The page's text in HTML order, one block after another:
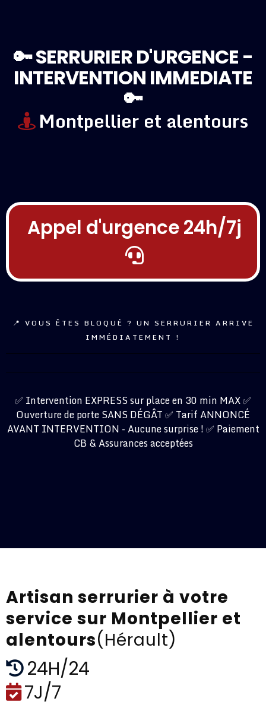
🔑 SERRURIER D'URGENCE -
INTERVENTION IMMEDIATE
🔑
Montpellier et alentours
Appel d'urgence 24h/7j
📍 VOUS ÊTES BLOQUÉ ? UN SERRURIER ARRIVE
IMMÉDIATEMENT !
✅ Intervention EXPRESS sur place en 30 min MAX ✅
Ouverture de porte SANS DÉGÂT ✅ Tarif ANNONCÉ
AVANT INTERVENTION - Aucune surprise ! ✅ Paiement
CB & Assurances acceptées
Artisan serrurier à votre
service sur Montpellier et
alentours(Hérault)
24H/24
7J/7